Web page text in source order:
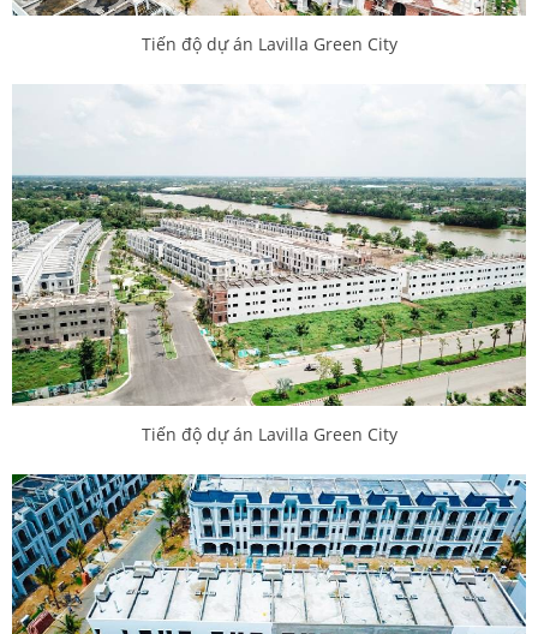
Tiến độ dự án Lavilla Green City
Tiến độ dự án Lavilla Green City